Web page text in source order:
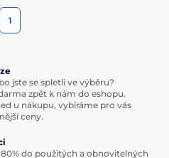
1
jste se spletli ve výběru?
zpět k nám do eshopu.
u nákupu, vybíráme pro vás
ceny.
do použitých a obnovitelných